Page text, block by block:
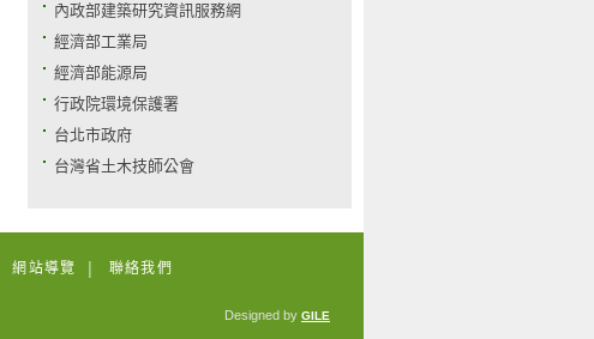
內政部建築研究資訊服務網
經濟部工業局
經濟部能源局
行政院環境保護署
台北市政府
台灣省土木技師公會
網站導覽 聯絡我們
Designed by GILE